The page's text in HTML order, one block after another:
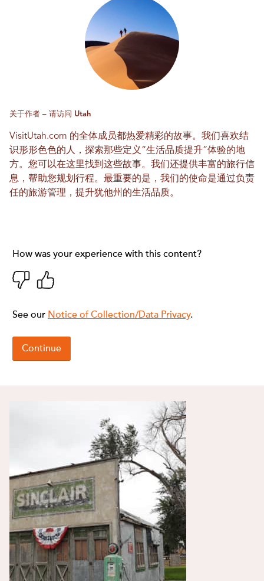
关于作者 – 请访问 Utah
VisitUtah.com 的全体成员都热爱精彩的故事。我们喜欢结
识形形色色的人，探索那些定义“生活品质提升”体验的地
方。您可以在这里找到这些故事。我们还提供丰富的旅行信
息，帮助您规划行程。最重要的是，我们的使命是通过负责
任的旅游管理，提升犹他州的生活品质。